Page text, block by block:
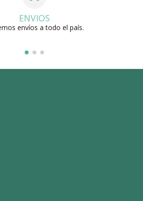
ENVIOS
envíos a todo el país.